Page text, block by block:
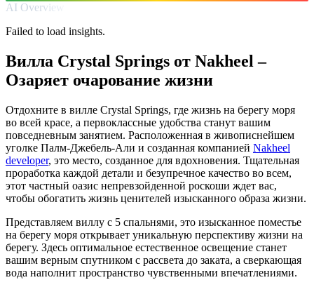
AI Overview
Failed to load insights.
Вилла Crystal Springs от Nakheel –
Озаряет очарование жизни
Отдохните в вилле Crystal Springs, где жизнь на берегу моря
во всей красе, а первоклассные удобства станут вашим
повседневным занятием. Расположенная в живописнейшем
уголке Палм-Джебель-Али и созданная компанией Nakheel
developer, это место, созданное для вдохновения. Тщательная
проработка каждой детали и безупречное качество во всем,
этот частный оазис непревзойденной роскоши ждет вас,
чтобы обогатить жизнь ценителей изысканного образа жизни.
Представляем виллу с 5 спальнями, это изысканное поместье
на берегу моря открывает уникальную перспективу жизни на
берегу. Здесь оптимальное естественное освещение станет
вашим верным спутником с рассвета до заката, а сверкающая
вода наполнит пространство чувственными впечатлениями.